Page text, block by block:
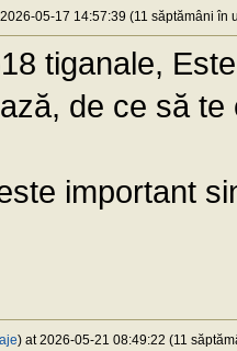
05-17 14:57:39 (11 săptămâni în
tiganale,
de ce să te
important
) at 2026-05-21 08:49:22 (11